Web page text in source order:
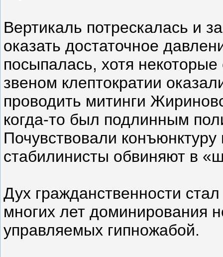
Вертикаль потрескалась и
оказать достаточное
посыпалась, хотя
звеном клептократии
проводить митинги
когда-то был подлинным
Почувствовали
стабилинисты обвиняют в
Дух гражданственности
многих лет доминирования
управляемых гипножабой.